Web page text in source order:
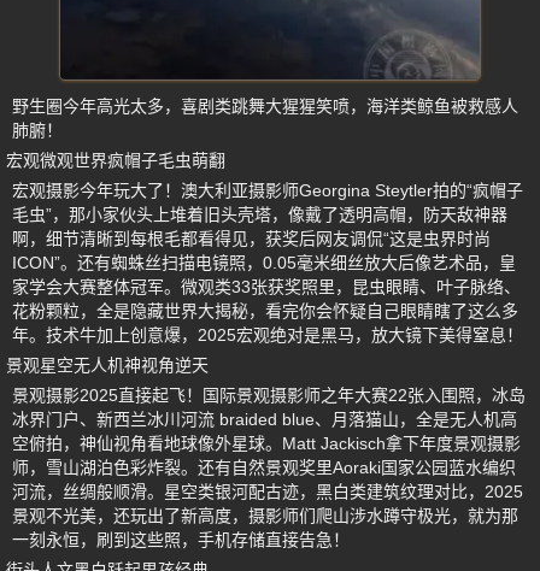
野生圈今年高光太多，喜剧类跳舞大猩猩笑喷，海洋类鲸鱼被救感人
肺腑！
宏观微观世界疯帽子毛虫萌翻
宏观摄影今年玩大了！澳大利亚摄影师Georgina Steytler拍的“疯帽子
毛虫”，那小家伙头上堆着旧头壳塔，像戴了透明高帽，防天敌神器
啊，细节清晰到每根毛都看得见，获奖后网友调侃“这是虫界时尚
ICON”。还有蜘蛛丝扫描电镜照，0.05毫米细丝放大后像艺术品，皇
家学会大赛整体冠军。微观类33张获奖照里，昆虫眼睛、叶子脉络、
花粉颗粒，全是隐藏世界大揭秘，看完你会怀疑自己眼睛瞎了这么多
年。技术牛加上创意爆，2025宏观绝对是黑马，放大镜下美得窒息！
景观星空无人机神视角逆天
景观摄影2025直接起飞！国际景观摄影师之年大赛22张入围照，冰岛
冰界门户、新西兰冰川河流 braided blue、月落猫山，全是无人机高
空俯拍，神仙视角看地球像外星球。Matt Jackisch拿下年度景观摄影
师，雪山湖泊色彩炸裂。还有自然景观奖里Aoraki国家公园蓝水编织
河流，丝绸般顺滑。星空类银河配古迹，黑白类建筑纹理对比，2025
景观不光美，还玩出了新高度，摄影师们爬山涉水蹲守极光，就为那
一刻永恒，刷到这些照，手机存储直接告急！